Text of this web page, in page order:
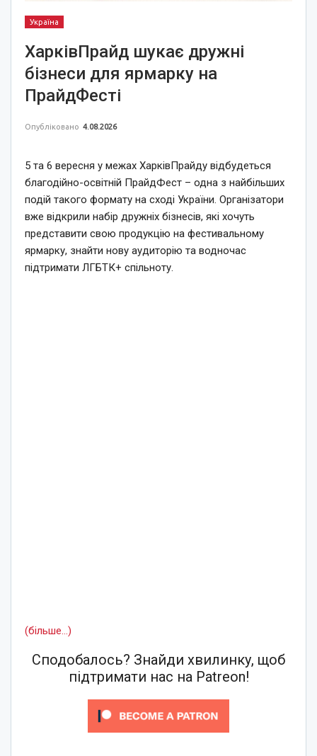
Україна
ХарківПрайд шукає дружні
бізнеси для ярмарку на
ПрайдФесті
Опубліковано 4.08.2026
5 та 6 вересня у межах ХарківПрайду відбудеться
благодійно-освітній ПрайдФест – одна з найбільших
подій такого формату на сході України. Організатори
вже відкрили набір дружніх бізнесів, які хочуть
представити свою продукцію на фестивальному
ярмарку, знайти нову аудиторію та водночас
підтримати ЛГБТК+ спільноту.
(більше…)
Сподобалось? Знайди хвилинку, щоб
підтримати нас на Patreon!